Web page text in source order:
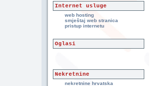
Internet usluge
web hosting
smještaj web stranica
pristup internetu
Oglasi
Nekretnine
nekretnine hrvatska